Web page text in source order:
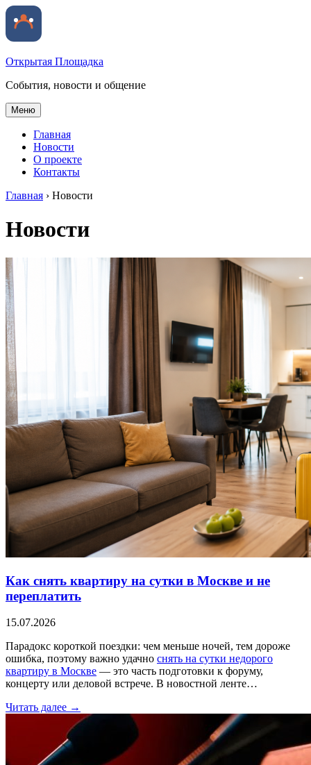
Открытая Площадка
События, новости и общение
Меню
Главная
Новости
О проекте
Контакты
Главная › Новости
Новости
Как снять квартиру на сутки в Москве и не
переплатить
15.07.2026
Парадокс короткой поездки: чем меньше ночей, тем дороже
ошибка, поэтому важно удачно снять на сутки недорого
квартиру в Москве — это часть подготовки к форуму,
концерту или деловой встрече. В новостной ленте…
Читать далее →